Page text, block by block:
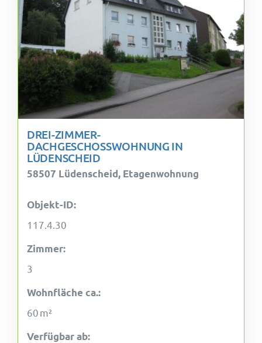
DREI-ZIMMER-
DACHGESCHOSSWOHNUNG IN
LÜDENSCHEID
58507 Lüdenscheid, Etagenwohnung
Objekt-ID:
117.4.30
Zimmer:
3
Wohnfläche ca.:
60 m²
Verfügbar ab: